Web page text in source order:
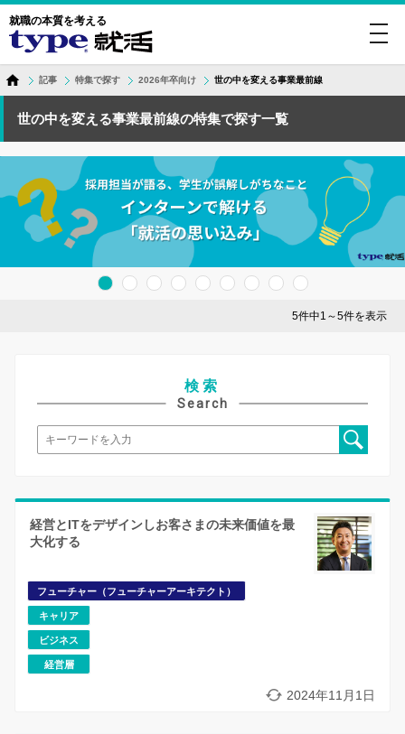
就職の本質を考える
記事 特集で探す 2026年卒向け 世の中を変える事業最前線
世の中を変える事業最前線の特集で探す一覧
5件中1～5件を表示
検索
Search
経営とITをデザインしお客さまの未来価値を最
大化する
フューチャー（フューチャーアーキテクト）
キャリア
ビジネス
経営層
2024年11月1日